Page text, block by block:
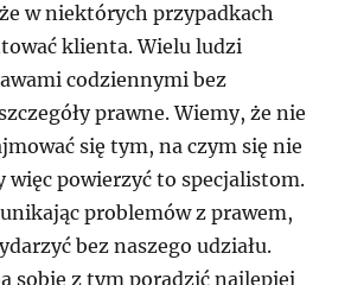
w niektórych przypadkach
klienta. Wielu ludzi
codziennymi bez
prawne. Wiemy, że nie
się tym, na czym się nie
więc powierzyć to specjalistom.
problemów z prawem,
bez naszego udziału.
sobie z tym poradzić najlepiej